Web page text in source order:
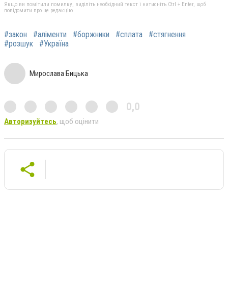
Якщо ви помітили помилку, виділіть необхідний текст і натисніть Ctrl + Enter, щоб
повідомити про це редакцію
#закон #аліменти #боржники #сплата
#стягнення
#розшук
#Україна
Мирослава Бицька
0,0
Авторизуйтесь, щоб оцінити